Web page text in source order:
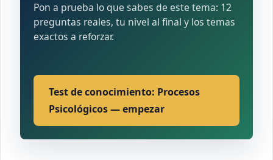
Pon a prueba lo que sabes de este tema: 12
preguntas reales, tu nivel al final y los temas
exactos a reforzar.
Test de conocimiento: Procesos
Psicológicos — empezar